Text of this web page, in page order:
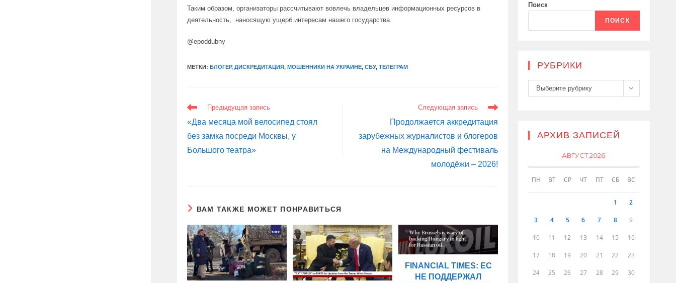
Таким образом, организаторы рассчитывают вовлечь владельцев информационных ресурсов в
деятельность,
наносящую ущерб интересам нашего государства.
@epoddubny
МЕТКИ:БЛОГЕР, ДИСКРЕДИТАЦИЯ, МОШЕННИКИ НА УКРАИНЕ, СБУ, ТЕЛЕГРАМ
ЕЩЕ
СТАТЬИ
Предыдущая запись
«Два месяца мой велосипед стоял
без замка посреди Москвы, у
Большого театра»
Следующая запись
Продолжается аккредитация
зарубежных журналистов и блогеров
на Международный фестиваль
молодёжи – 2026!
ВАМ ТАКЖЕ МОЖЕТ ПОНРАВИТЬСЯ
FINANCIAL TIMES: ЕС
НЕ ПОДДЕРЖАЛ
Поиск
ПОИСК
РУБРИКИ
Рубрики
Выберите рубрику
АРХИВ ЗАПИСЕЙ
АВГУСТ 2026
ПН ВТ СР ЧТ ПТ СБ ВС
1 2
3 4 5 6 7 8 9
10 11 12 13 14 15 16
17 18 19 20 21 22 23
24 25 26 27 28 29 30